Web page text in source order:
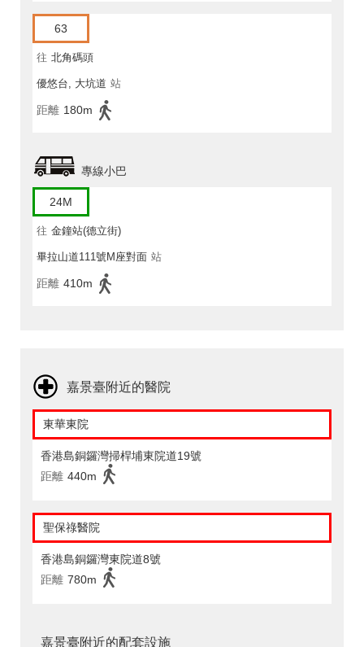
63
往 北角碼頭
優悠台, 大坑道 站
距離 180m
專線小巴
24M
往 金鐘站(德立街)
畢拉山道111號M座對面 站
距離 410m
嘉景臺附近的醫院
東華東院
香港島銅鑼灣掃桿埔東院道19號
距離 440m
聖保祿醫院
香港島銅鑼灣東院道8號
距離 780m
嘉景臺附近的配套設施